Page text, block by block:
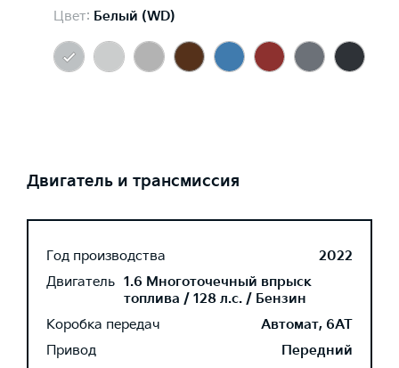
Цвет: Белый (WD)
Двигатель и трансмиссия
Год производства
2022
Двигатель 1.6 Многоточечный впрыск
топлива / 128 л.с. / Бензин
Коробка передач
Автомат, 6AT
Привод
Передний